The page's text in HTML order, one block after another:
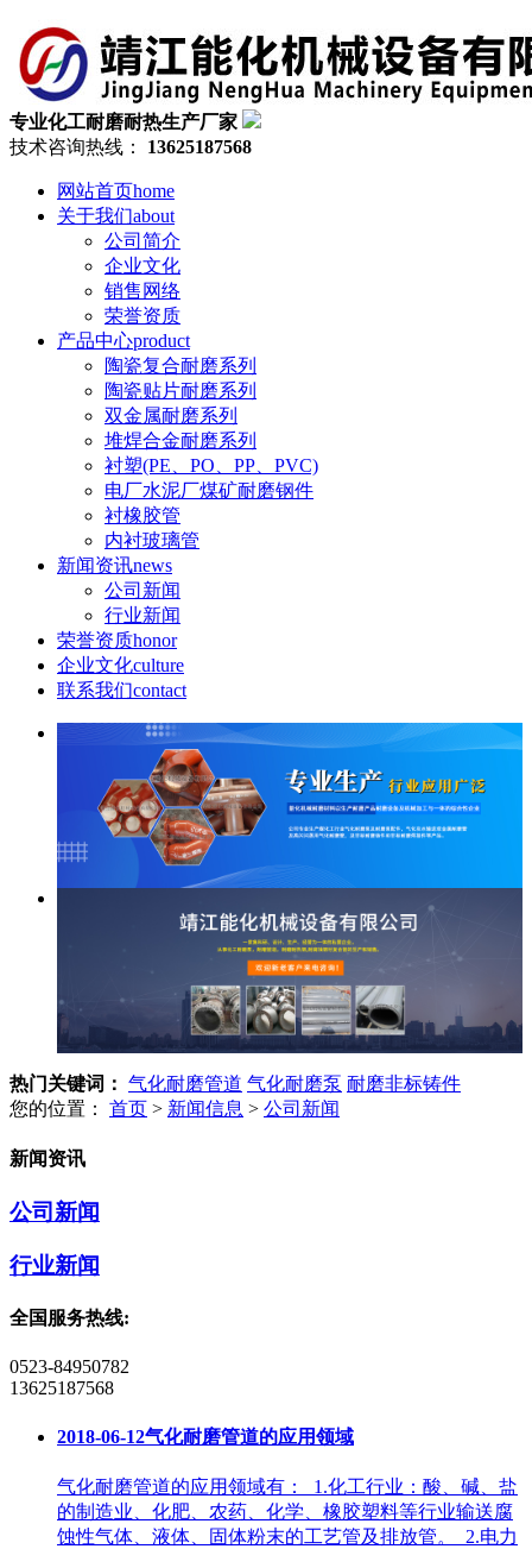
专业化工耐磨耐热生产厂家
技术咨询热线：
13625187568
网站首页home
关于我们about
公司简介
企业文化
销售网络
荣誉资质
产品中心product
陶瓷复合耐磨系列
陶瓷贴片耐磨系列
双金属耐磨系列
堆焊合金耐磨系列
衬塑(PE、PO、PP、PVC)
电厂水泥厂煤矿耐磨钢件
衬橡胶管
内衬玻璃管
新闻资讯news
公司新闻
行业新闻
荣誉资质honor
企业文化culture
联系我们contact
热门关键词： 气化耐磨管道 气化耐磨泵 耐磨非标铸件
您的位置：
首页 > 新闻信息 > 公司新闻
新闻资讯
公司新闻
行业新闻
全国服务热线:
0523-84950782
13625187568
2018-06-12气化耐磨管道的应用领域
气化耐磨管道的应用领域有： 1.化工行业：酸、碱、盐
的制造业、化肥、农药、化学、橡胶塑料等行业输送腐
蚀性气体、液体、固体粉末的工艺管及排放管。 2.电力